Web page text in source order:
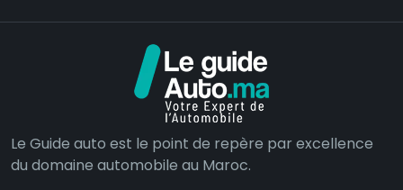
Le Guide auto est le point de repère par excellence
du domaine automobile au Maroc.